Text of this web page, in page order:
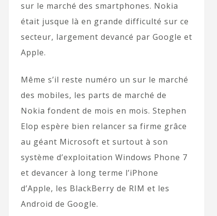
sur le marché des smartphones. Nokia
était jusque là en grande difficulté sur ce
secteur, largement devancé par Google et
Apple.
Même s’il reste numéro un sur le marché
des mobiles, les parts de marché de
Nokia fondent de mois en mois. Stephen
Elop espère bien relancer sa firme grâce
au géant Microsoft et surtout à son
système d’exploitation Windows Phone 7
et devancer à long terme l’iPhone
d’Apple, les BlackBerry de RIM et les
Android de Google.